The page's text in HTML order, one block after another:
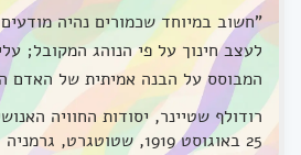
"חשוב במיוחד שכמורים נהיה
לעצב חינוך על פי הנוהג המקובל;
המבוסס על הבנה אמיתית של האדם
רודולף שטיינר, יסודות החוויה
25 באוגוסט 1919, שטוטגרט, גרמניה